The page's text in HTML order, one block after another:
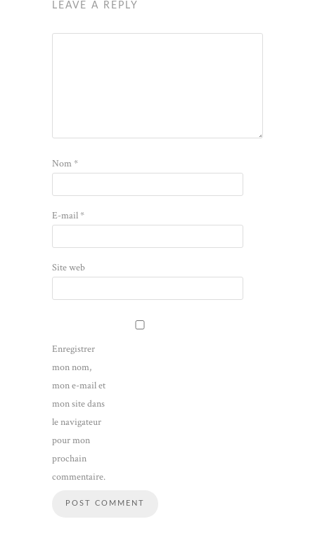
LEAVE A REPLY
Nom*
E-mail*
Site web
Enregistrer
mon nom,
mon e-mail et
mon site dans
le navigateur
pour mon
prochain
commentaire.